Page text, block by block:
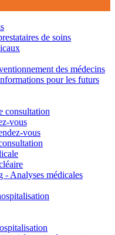
de soins
des médecins
pour les futurs
consultation
vous
vous
- Analyses médicales